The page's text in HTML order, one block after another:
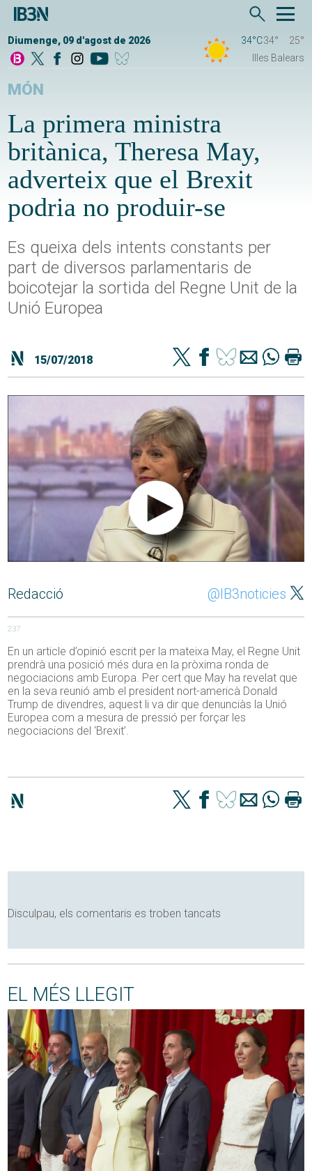
Diumenge, 09 d'agost de 2026 34°C34°
25°
Illes Balears
MÓN
La primera ministra
britànica, Theresa May,
adverteix que el Brexit
podria no produir-se
Es queixa dels intents constants per
part de diversos parlamentaris de
boicotejar la sortida del Regne Unit de la
Unió Europea
15/07/2018
Redacció @IB3noticies
237
En un article d’opinió escrit per la mateixa May, el Regne Unit
prendrà una posició més dura en la pròxima ronda de
negociacions amb Europa. Per cert que May ha revelat que
en la seva reunió amb el president nort-americà Donald
Trump de divendres, aquest li va dir que denunciàs la Unió
Europea com a mesura de pressió per forçar les
negociacions del ‘Brexit’.
Disculpau, els comentaris es troben tancats
EL MÉS LLEGIT